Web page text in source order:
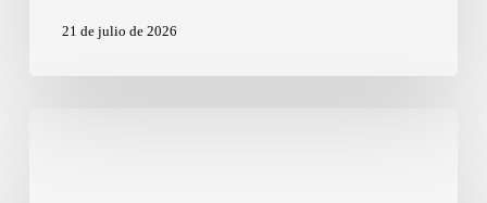
21 de julio de 2026